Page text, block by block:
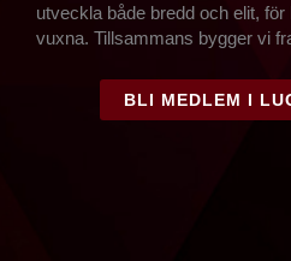
utveckla både bredd och elit,
vuxna. Tillsammans bygger vi
BLI MEDLEM I